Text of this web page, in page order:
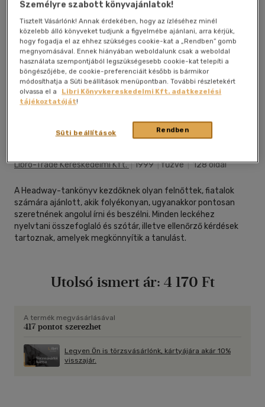
Megosztom
Libro-Trade Kereskedelmi Kft.|1999|fűzve|128 oldal
A Headway-tankönyv kezdőknek olyan felnőttek, fiatalok
számára ajánlott, akik folyékonyan, ugyanakkor pontosan
szeretnének angolul írni és beszélni. Minden leckéhez
nyelvtani összefoglaló és szótár, illetve ellenőrző kérdések
tartoznak, amelyek megkönnyítik a tanulást.
Utolsó ismert ár: 4 170 Ft
A termék megvásárlásával
417 pontot szerezhet
Legyen Ön is törzsvásárlónk, kártyájára akár 10%
visszajár.
Személyre szabott könyvajánlatok!
Tisztelt Vásárlónk! Annak érdekében, hogy az ízléséhez minél
közelebb álló könyveket tudjunk a figyelmébe ajánlani, arra kérjük,
hogy fogadja el az ehhez szükséges cookie-kat a „Rendben” gomb
megnyomásával. Ennek hiányában weboldalunk csak a weboldal
használata szempontjából legszükségesebb cookie-kat telepíti a
böngészőjébe, de cookie-preferenciáit később is bármikor
módosíthatja a Süti beállítások menüpontban. További részletekért
olvassa el a
Libri Könyvkereskedelmi Kft. adatkezelési
tájékoztatóját!
Rendben
Süti beállítások